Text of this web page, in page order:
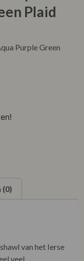
Plaid
Purple Green
van het Ierse
veel